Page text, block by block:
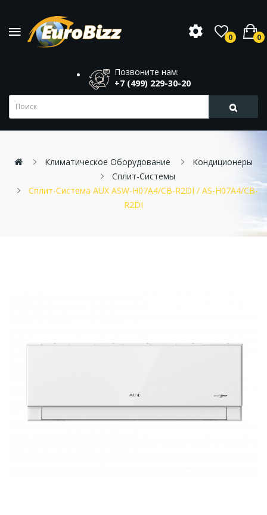
0 0
Позвоните нам:
+7 (499) 229-30-20
Климатическое Оборудование
Кондиционеры
Сплит-Системы
Сплит-Система AUX ASW-H07A4/CB-R2DI / AS-H07A4/CB-
R2DI